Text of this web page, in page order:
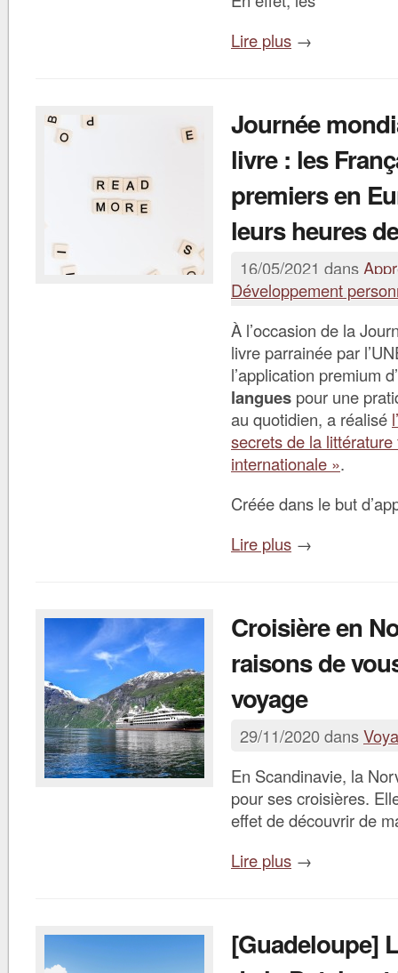
Lire plus →
Journée
livre : les
premiers en
leurs heures
16/05/2021 dans
Développement
À l’occasion de la
livre parrainée par
l’application premium d’
langues pour une
au quotidien, a réalisé
secrets de la
internationale ».
Créée dans le but
Lire plus →
Croisière en
raisons de
voyage
29/11/2020 dans
En Scandinavie, la
pour ses croisières.
effet de découvrir de
Lire plus →
[Guadeloupe]